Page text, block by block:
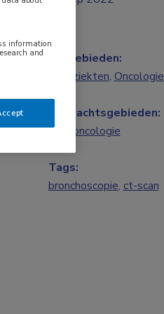
Vakgebieden:
Longziekten, Oncologie
Aandachtsgebieden:
Longoncologie
Tags:
bronchoscopie, ct-scan
information
and